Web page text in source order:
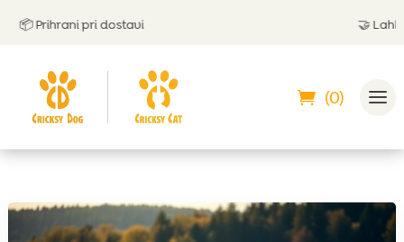
📦 Prihrani pri dostavi Lahko
(0)